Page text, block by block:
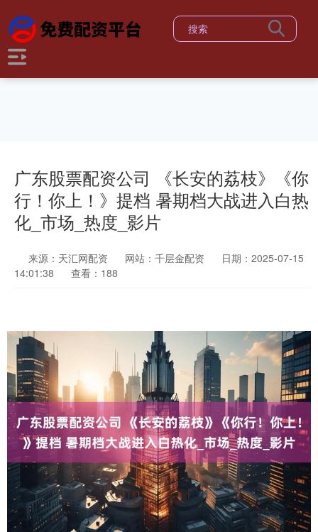
广东股票配资公司 《长安的荔枝》《你
行！你上！》提档 暑期档大战进入白热
化_市场_热度_影片
来源：天汇网配资 网站：千层金配资
日期：2025-07-15
14:01:38
查看：188